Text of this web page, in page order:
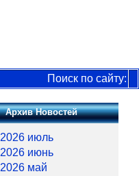
Поиск по сайту:
Архив Новостей
2026 июль
2026 июнь
2026 май